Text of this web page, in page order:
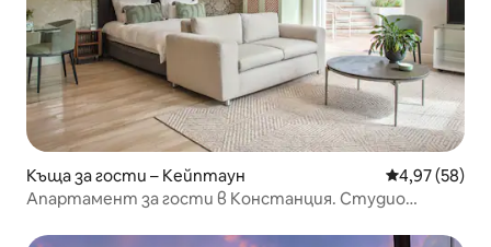
Къща за гости – Кейптаун Средна
4,97 (58)
Апартамент за гости в Констанция. Студио